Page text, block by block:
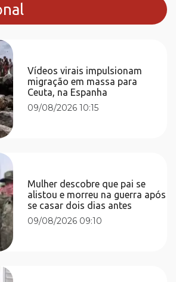
Vídeos virais impulsionam
migração em massa para
Ceuta, na Espanha
09/08/2026 10:15
Mulher descobre que pai se
alistou e morreu na guerra após
se casar dois dias antes
09/08/2026 09:10